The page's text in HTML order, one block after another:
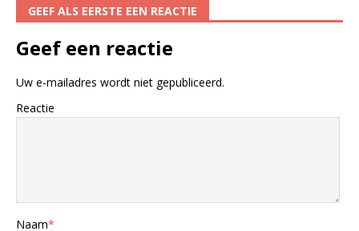
GEEF ALS EERSTE EEN REACTIE
Geef een reactie
Uw e-mailadres wordt niet gepubliceerd.
Reactie
Naam*